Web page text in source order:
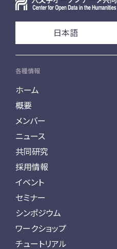
日本語
各種情報
ホーム
概要
メンバー
ニュース
共同研究
採用情報
イベント
セミナー
シンポジウム
ワークショップ
チュートリアル